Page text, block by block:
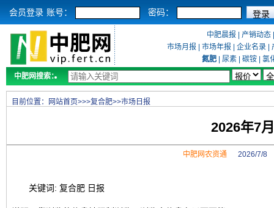
会员登录 账号： 密码：
中肥晨报 产销动态
市场月报
市场年报 企业名录
氮肥
尿素 碳铵
氯
中肥网搜索：
目前位置： 网站首页>>>复合肥>>市场日报
2026年7
中肥网农资通2026/7/8
关键词: 复合肥 日报